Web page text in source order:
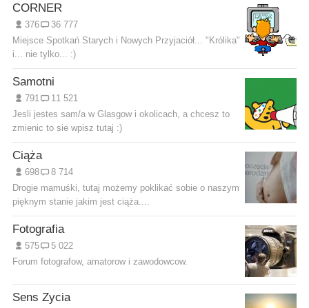
CORNER
376
36 777
Miejsce Spotkań Starych i Nowych Przyjaciół... "Królika"
i... nie tylko... :)
Samotni
791
11 521
Jesli jestes sam/a w Glasgow i okolicach, a chcesz to
zmienic to sie wpisz tutaj :)
Ciąża
698
8 714
Drogie mamuśki, tutaj możemy poklikać sobie o naszym
pięknym stanie jakim jest ciąża....
Fotografia
575
5 022
Forum fotografow, amatorow i zawodowcow.
Sens Zycia